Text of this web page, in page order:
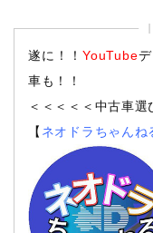
遂に！！YouTube
車も！！
＜＜＜＜＜中古車選
【 ネオドラちゃんね